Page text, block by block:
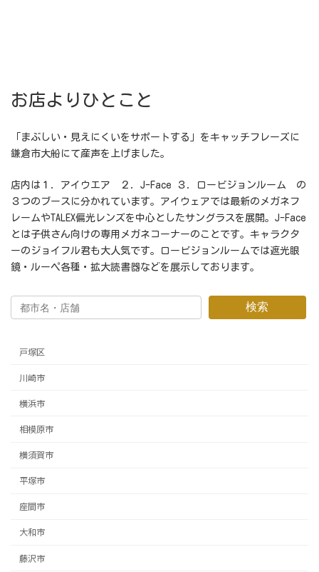
お店よりひとこと
「まぶしい・見えにくいをサポートする」をキャッチフレーズに
鎌倉市大船にて産声を上げました。
店内は１．アイウエア ２．J-Face ３．ロービジョンルーム の
３つのブースに分かれています。アイウェアでは最新のメガネフ
レームやTALEX偏光レンズを中心としたサングラスを展開。J-Face
とは子供さん向けの専用メガネコーナーのことです。キャラクタ
ーのジョイフル君も大人気です。ロービジョンルームでは遮光眼
鏡・ルーペ各種・拡大読書器などを展示しております。
検索
戸塚区
川崎市
横浜市
相模原市
横須賀市
平塚市
座間市
大和市
藤沢市